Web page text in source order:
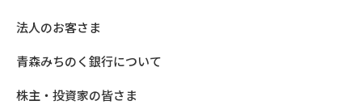
法人のお客さま
青森みちのく銀行について
株主・投資家の皆さま